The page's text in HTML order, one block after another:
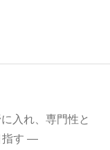
入れ、専門性と
指す —